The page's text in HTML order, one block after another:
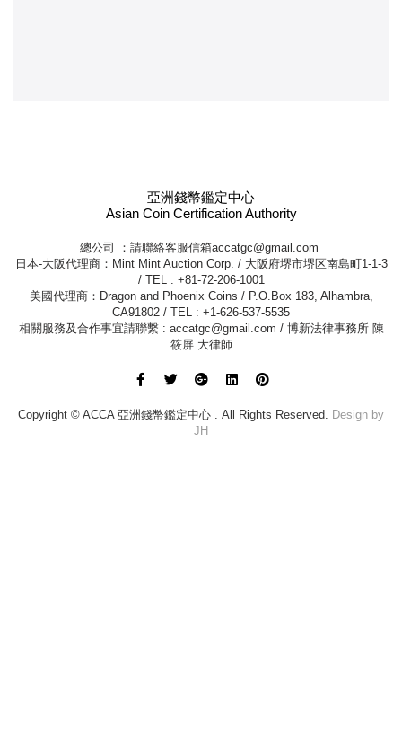
亞洲錢幣鑑定中心
Asian Coin Certification Authority
總公司 ：請聯絡客服信箱accatgc@gmail.com
日本-大阪代理商：Mint Mint Auction Corp. / 大阪府堺市堺区南島町1-1-3
/ TEL : +81-72-206-1001
美國代理商：Dragon and Phoenix Coins / P.O.Box 183, Alhambra,
CA91802 / TEL : +1-626-537-5535
相關服務及合作事宜請聯繫 : accatgc@gmail.com / 博新法律事務所 陳
筱屏 大律師
Copyright © ACCA 亞洲錢幣鑑定中心 . All Rights Reserved. Design by
JH